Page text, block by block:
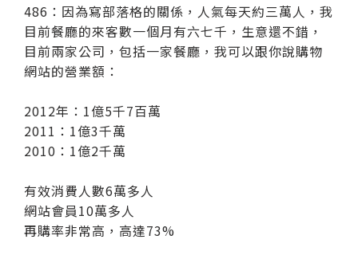
486：因為寫部落格的關係，人氣每天約三萬人，我
目前餐廳的來客數一個月有六七千，生意還不錯，
目前兩家公司，包括一家餐廳，我可以跟你說購物
網站的營業額：
2012年：1億5千7百萬
2011：1億3千萬
2010：1億2千萬
有效消費人數6萬多人
網站會員10萬多人
再購率非常高，高達73%